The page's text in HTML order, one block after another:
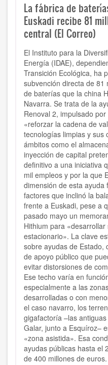
La fábrica de
Euskadi recibe 81
central (El Correo)
El Instituto para la
Energía (IDAE),
Transición Ecológica, ha
subvención directa de 81
de baterías que la china
Navarra. Se trata de la
Renoval 2, impulsado
«reforzar la cadena de
tecnologías limpias y sus
ámbitos como el
inyección de capital
definitivo a una iniciativa
mil empleos y por la que
dimensión de esta
factores que inclinó la
frente a Euskadi, pese a
pasado mayo un
Hithium para
estacionario». La clave
sobre ayudas de Estado,
de apoyo público que
evitar distorsiones de
Ese techo varía en
especialmente a las
desarrolladas o con
el caso navarro, los
gigafactoría –las
Galar, junto a Esquíroz–
«zona asistida». Esa
ayudas públicas hasta el
de 400 millones de